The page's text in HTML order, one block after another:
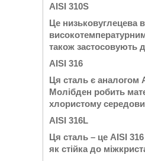
AISI 310S
Це низьковуглецева
також застосовують
AISI 316
Ця сталь є аналогом
Молібден робить
хлористому
AISI 316L
Ця сталь – це AISI
як стійка до